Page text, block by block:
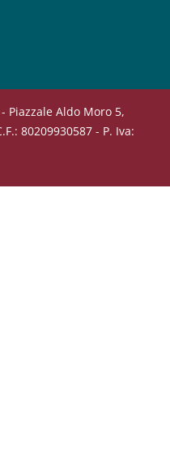
Piazzale Aldo Moro 5,
80209930587 - P. Iva: